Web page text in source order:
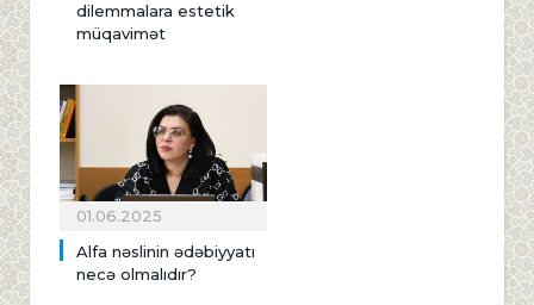
dilemmalara estetik
müqavimət
01.06.2025
Alfa nəslinin ədəbiyyatı
necə olmalıdır?